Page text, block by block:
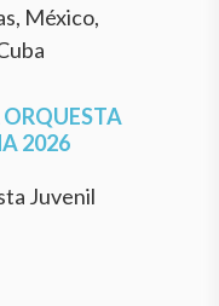
México,
2026
Juvenil